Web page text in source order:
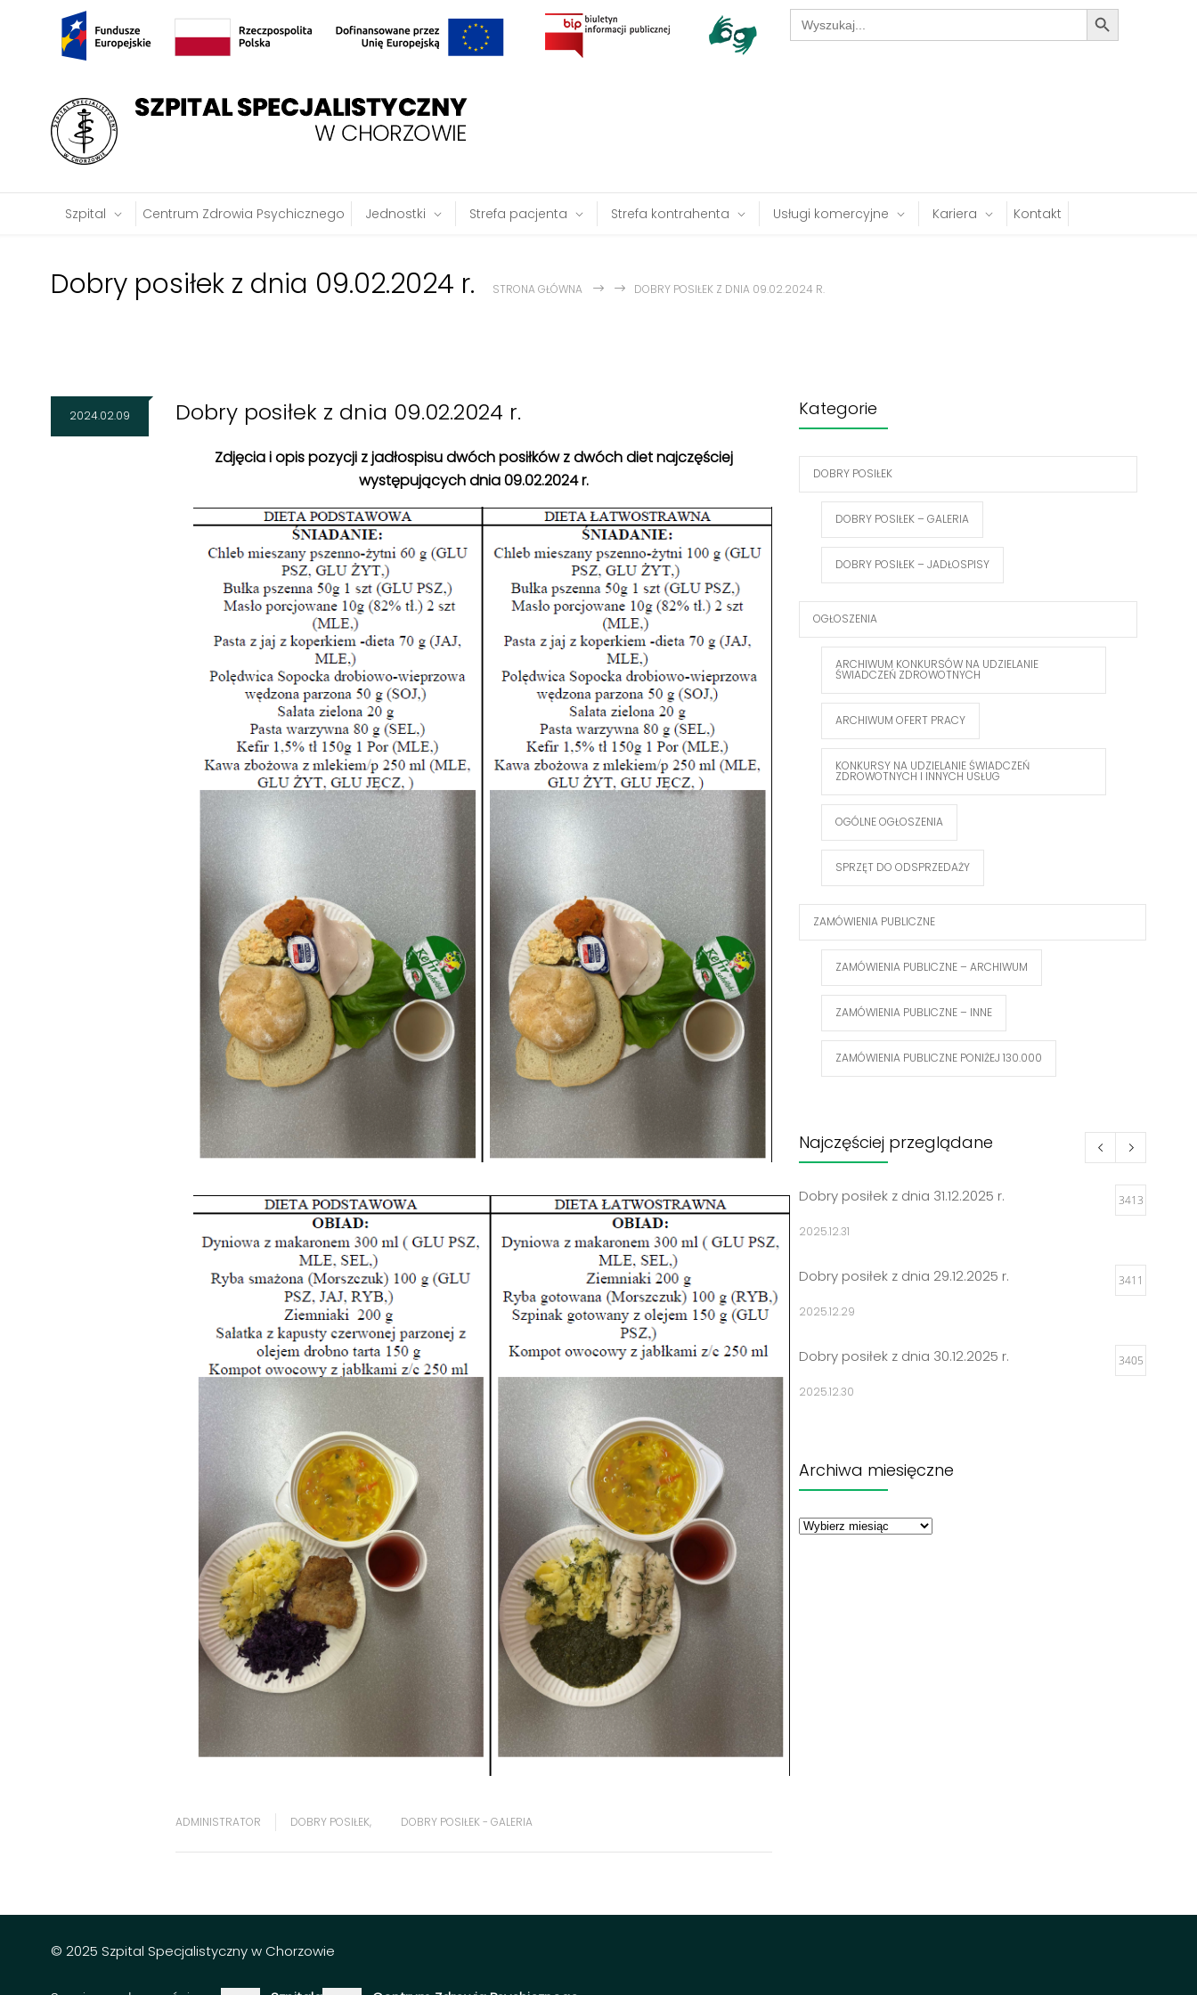
Search
for:
Search Button
Szpital Centrum Zdrowia Psychicznego Jednostki Strefa pacjenta Strefa kontrahenta Usługi komercyjne Kariera Kontakt
Dobry posiłek z dnia 09.02.2024 r. STRONA GŁÓWNA DOBRY POSIŁEK Z DNIA 09.02.2024 R.
2024.02.09 Dobry posiłek z dnia 09.02.2024 r.
Zdjęcia i opis pozycji z jadłospisu dwóch posiłków z dwóch diet najczęściej
występujących dnia 09.02.2024 r.
ADMINISTRATOR DOBRY POSIŁEK, DOBRY POSIŁEK - GALERIA
Kategorie
DOBRY POSIŁEK
DOBRY POSIŁEK – GALERIA
DOBRY POSIŁEK – JADŁOSPISY
OGŁOSZENIA
ARCHIWUM KONKURSÓW NA UDZIELANIE
ŚWIADCZEŃ ZDROWOTNYCH
ARCHIWUM OFERT PRACY
KONKURSY NA UDZIELANIE ŚWIADCZEŃ
ZDROWOTNYCH I INNYCH USŁUG
OGÓLNE OGŁOSZENIA
SPRZĘT DO ODSPRZEDAŻY
ZAMÓWIENIA PUBLICZNE
ZAMÓWIENIA PUBLICZNE – ARCHIWUM
ZAMÓWIENIA PUBLICZNE – INNE
ZAMÓWIENIA PUBLICZNE PONIŻEJ 130.000
Najczęściej przeglądane
Dobry posiłek z dnia 31.12.2025 r. 3413
2025.12.31
Dobry posiłek z dnia 29.12.2025 r. 3411
2025.12.29
Dobry posiłek z dnia 30.12.2025 r. 3405
2025.12.30
2024.12.27
Dobry posiłek z dnia 23.12.2025 r.
Archiwa miesięczne
miesięczne
© 2025 Szpital Specjalistyczny w Chorzowie